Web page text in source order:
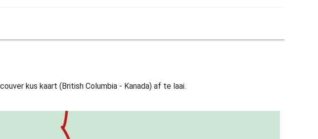
kus kaart (British Columbia - Kanada) af te laai.